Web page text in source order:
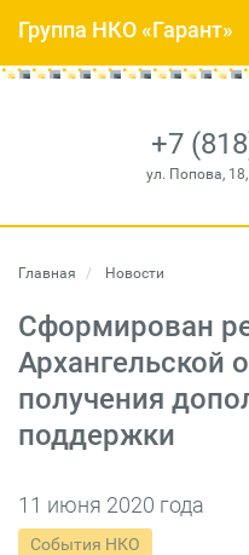
+7
ул. Попова,
Группа НКО «Гарант»
Главная Новости
Сформирован
Архангельской
получения
поддержки
11 июня 2020 года
События НКО